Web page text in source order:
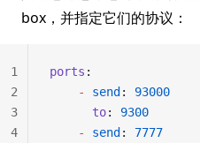
box，并指定它们的协议：
ports :
    -
send : 93000
      to
: 9300
    -
send : 7777
1
2
3
4